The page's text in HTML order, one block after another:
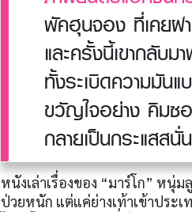
พัคฮุนจอง ที่เคยฝา
และครั้งนี้เขากลับม
ทั้งระเบิดความมัน
ขวัญใจอย่าง คิมซ
กลายเป็นกระแสสนั่
หนังเล่าเรื่องของ “มาร์โก” หนุ่
ป่วยหนัก แต่แค่ย่างเท้าเข้าประเ